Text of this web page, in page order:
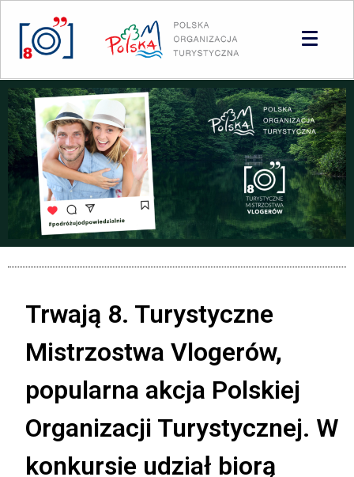
Trwają 8. Turystyczne
Mistrzostwa Vlogerów,
popularna akcja Polskiej
Organizacji Turystycznej. W
konkursie udział biorą